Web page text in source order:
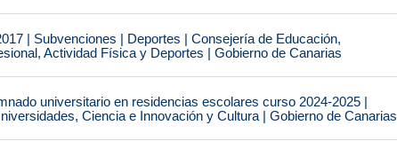
| Subvenciones | Deportes | Consejería de Educación,
Actividad Física y Deportes | Gobierno de Canarias
universitario en residencias escolares curso 2024-2025 |
Ciencia e Innovación y Cultura | Gobierno de Canarias